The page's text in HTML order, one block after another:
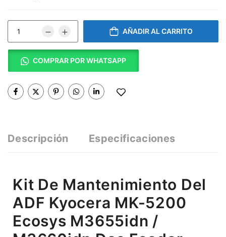
AÑADIR AL CARRITO
COMPRAR POR WHATSAPP
Descripción Especificaciones
Kit De Mantenimiento Del
ADF Kyocera MK-5200
Ecosys M3655idn /